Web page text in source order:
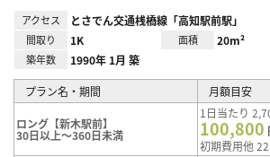
アクセス とさでん交通桟橋線「高知駅前駅」
間取り 1K 面積 20m²
築年数 1990年 1月 築
プラン名・期間 月額目安
ロング【新木駅前】
30日以上～360日未満
1日当たり
100,800
初期費用他